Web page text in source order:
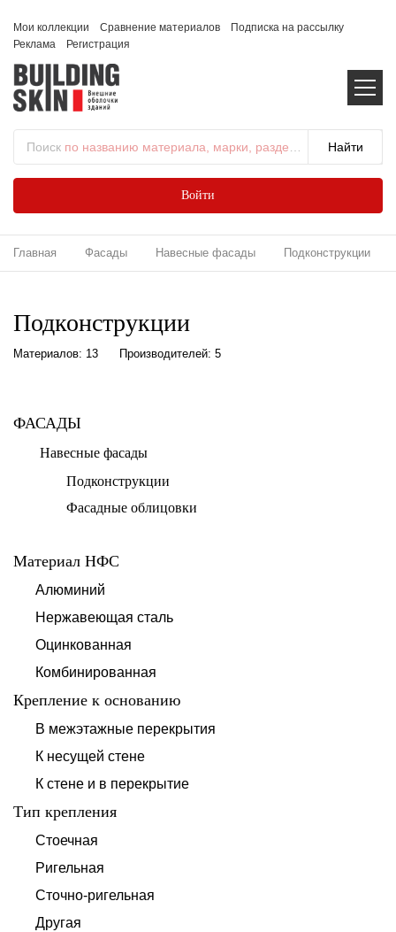
Мои коллекции Сравнение материалов
Подписка на рассылку
Реклама
Регистрация
Поиск по названию материала, марки, раздела...
Войти
Главная Фасады Навесные фасады Подконструкции
Подконструкции
Материалов: 13 Производителей: 5
ФАСАДЫ
Навесные фасады
Подконструкции
Фасадные облицовки
Материал НФС
Алюминий
Нержавеющая сталь
Оцинкованная
Комбинированная
Крепление к основанию
В межэтажные перекрытия
К несущей стене
К стене и в перекрытие
Тип крепления
Стоечная
Ригельная
Сточно-ригельная
Другая